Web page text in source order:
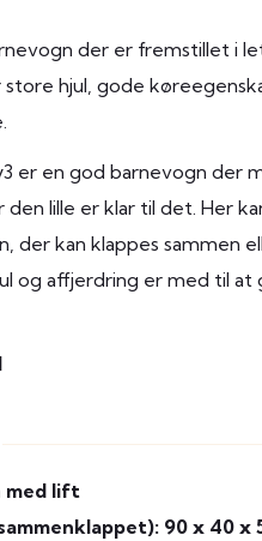
der er fremstillet i
hjul, gode
er en god barnevogn der
den lille er klar til det. Her
der kan klappes sammen
og affjerdring er med til
med lift
90 x 40 x